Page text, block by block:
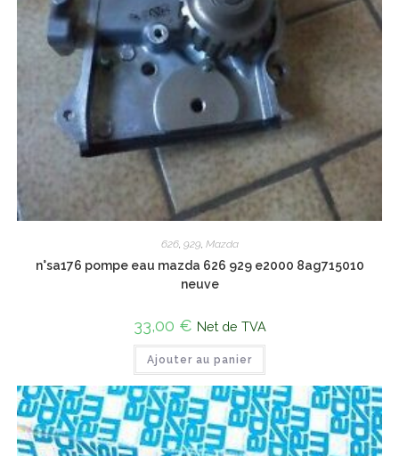
626, 929, Mazda
n°sa176 pompe eau mazda 626 929 e2000 8ag715010
neuve
33,00 € Net de TVA
Ajouter au panier